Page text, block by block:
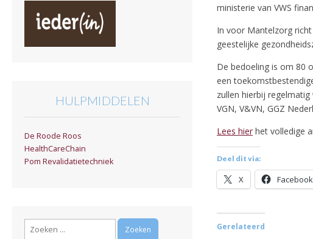
ministerie van VWS
In voor Mantelzorg
geestelijke
De bedoeling is om 80
een
zullen hierbij
VGN, V&VN, GGZ
Lees hier het volledige
Deel dit via:
X Facebook
Gerelateerd
HULPMIDDELEN
De Roode Roos
HealthCareChain
Pom Revalidatietechniek
Zoeken